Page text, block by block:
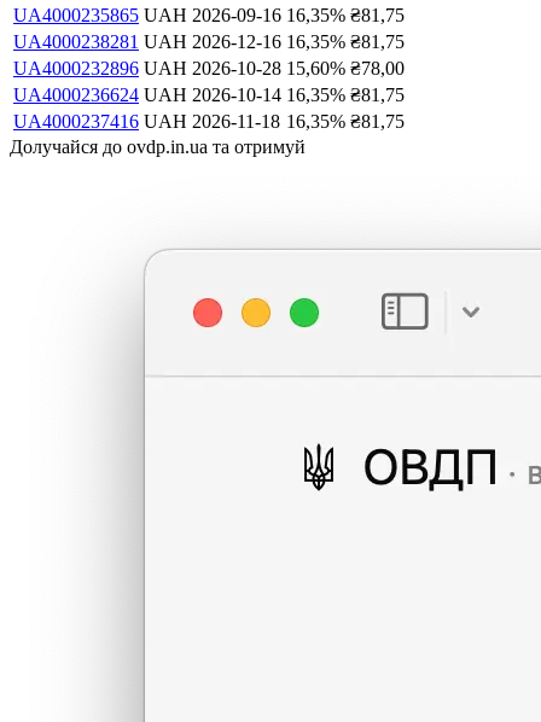
UA4000235865 UAH 2026-09-16 16,35% ₴81,75
UA4000238281 UAH 2026-12-16 16,35% ₴81,75
UA4000232896 UAH 2026-10-28 15,60% ₴78,00
UA4000236624 UAH 2026-10-14 16,35% ₴81,75
UA4000237416 UAH 2026-11-18 16,35% ₴81,75
Долучайся до ovdp.in.ua та отримуй